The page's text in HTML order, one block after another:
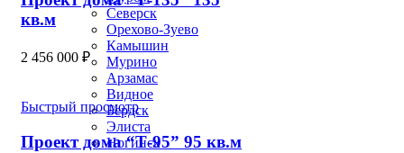
Северск
Орехово-Зуево
Камышин
Мурино
Арзамас
Видное
Бердск
Элиста
Ногинск
кв.м
2 456 000 ₽
Быстрый просмотр
Проект дома “Т-95” 95 кв.м